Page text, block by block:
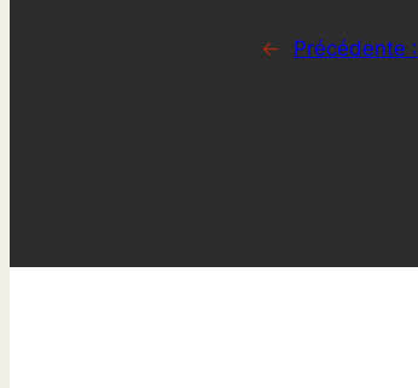
← Précédente :